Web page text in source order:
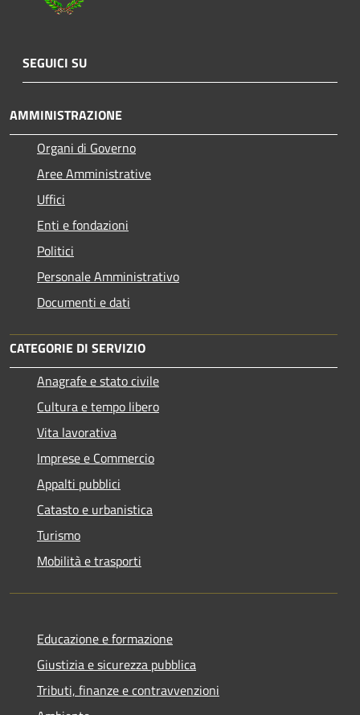
SEGUICI SU
AMMINISTRAZIONE
Organi di Governo
Aree Amministrative
Uffici
Enti e fondazioni
Politici
Personale Amministrativo
Documenti e dati
CATEGORIE DI SERVIZIO
Anagrafe e stato civile
Cultura e tempo libero
Vita lavorativa
Imprese e Commercio
Appalti pubblici
Catasto e urbanistica
Turismo
Mobilità e trasporti
Educazione e formazione
Giustizia e sicurezza pubblica
Tributi, finanze e contravvenzioni